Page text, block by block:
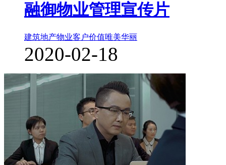
融御物业管理宣传片
建筑地产物业客户价值唯美华丽
2020-02-18